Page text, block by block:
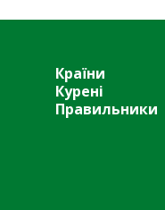
Країни
Курені
Правильники